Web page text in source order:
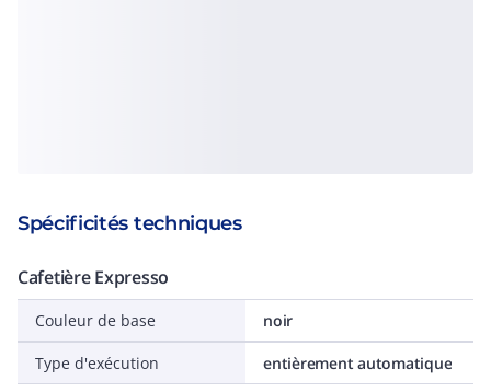
Spécificités techniques
Cafetière Expresso
Couleur de base noir
Type d'exécution entièrement automatique